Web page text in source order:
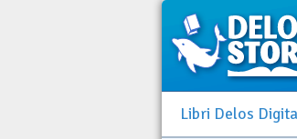
Libri Delos